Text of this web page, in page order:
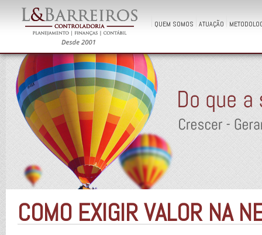
QUEM SOMOS ATUAÇÃO
COMO EXIGIR VALOR NA